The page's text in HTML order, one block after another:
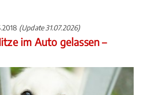
(Update 31.07.2026)
im Auto gelassen –